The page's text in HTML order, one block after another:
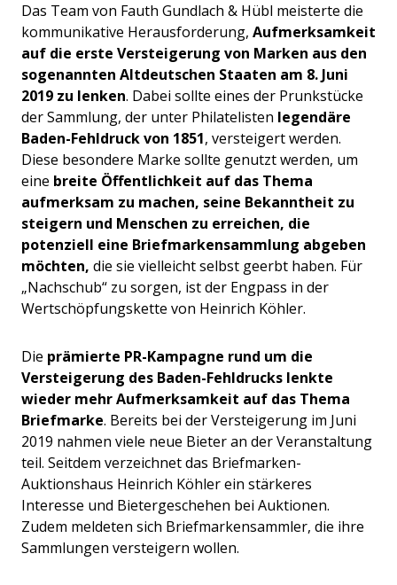
Das Team von Fauth Gundlach & Hübl meisterte die
kommunikative Herausforderung, Aufmerksamkeit
auf die erste Versteigerung von Marken aus den
sogenannten Altdeutschen Staaten am 8. Juni
2019 zu lenken. Dabei sollte eines der Prunkstücke
der Sammlung, der unter Philatelisten legendäre
Baden-Fehldruck von 1851, versteigert werden.
Diese besondere Marke sollte genutzt werden, um
eine breite Öffentlichkeit auf das Thema
aufmerksam zu machen, seine Bekanntheit zu
steigern und Menschen zu erreichen, die
potenziell eine Briefmarkensammlung abgeben
möchten, die sie vielleicht selbst geerbt haben. Für
„Nachschub“ zu sorgen, ist der Engpass in der
Wertschöpfungskette von Heinrich Köhler.
Die prämierte PR-Kampagne rund um die
Versteigerung des Baden-Fehldrucks lenkte
wieder mehr Aufmerksamkeit auf das Thema
Briefmarke. Bereits bei der Versteigerung im Juni
2019 nahmen viele neue Bieter an der Veranstaltung
teil. Seitdem verzeichnet das Briefmarken-
Auktionshaus Heinrich Köhler ein stärkeres
Interesse und Bietergeschehen bei Auktionen.
Zudem meldeten sich Briefmarkensammler, die ihre
Sammlungen versteigern wollen.